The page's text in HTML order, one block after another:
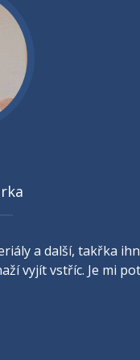
a další, takřka
vyjít vstříc. Je mi